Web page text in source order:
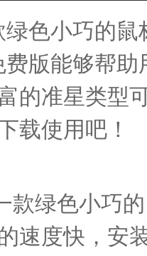
色小巧的
版能够帮
的准星类型
载使用吧！
款绿色小巧
速度快，安